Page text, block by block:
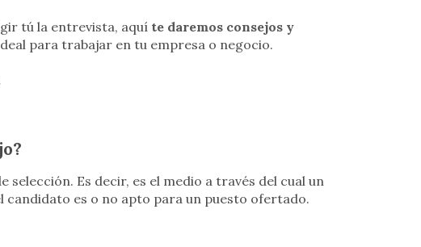
tú la entrevista, aquí te daremos consejos y
para trabajar en tu empresa o negocio.
selección. Es decir, es el medio a través del cual un
candidato es o no apto para un puesto ofertado.